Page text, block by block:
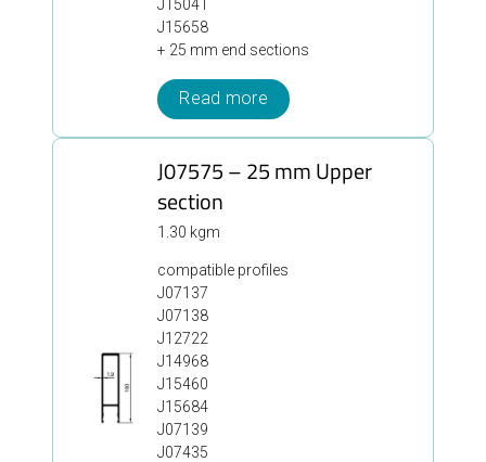
J15041
J15658
+ 25 mm end sections
Read more
J07575 – 25 mm Upper
section
1.30 kgm
compatible profiles
J07137
J07138
J12722
J14968
J15460
J15684
J07139
J07435